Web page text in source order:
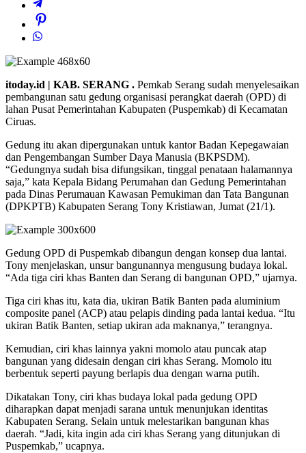
itoday.id | KAB. SERANG . Pemkab Serang sudah menyelesaikan
pembangunan satu gedung organisasi perangkat daerah (OPD) di
lahan Pusat Pemerintahan Kabupaten (Puspemkab) di Kecamatan
Ciruas.
Gedung itu akan dipergunakan untuk kantor Badan Kepegawaian
dan Pengembangan Sumber Daya Manusia (BKPSDM).
“Gedungnya sudah bisa difungsikan, tinggal penataan halamannya
saja,” kata Kepala Bidang Perumahan dan Gedung Pemerintahan
pada Dinas Perumauan Kawasan Pemukiman dan Tata Bangunan
(DPKPTB) Kabupaten Serang Tony Kristiawan, Jumat (21/1).
Gedung OPD di Puspemkab dibangun dengan konsep dua lantai.
Tony menjelaskan, unsur bangunannya mengusung budaya lokal.
“Ada tiga ciri khas Banten dan Serang di bangunan OPD,” ujarnya.
Tiga ciri khas itu, kata dia, ukiran Batik Banten pada aluminium
composite panel (ACP) atau pelapis dinding pada lantai kedua. “Itu
ukiran Batik Banten, setiap ukiran ada maknanya,” terangnya.
Kemudian, ciri khas lainnya yakni momolo atau puncak atap
bangunan yang didesain dengan ciri khas Serang. Momolo itu
berbentuk seperti payung berlapis dua dengan warna putih.
Dikatakan Tony, ciri khas budaya lokal pada gedung OPD
diharapkan dapat menjadi sarana untuk menunjukan identitas
Kabupaten Serang. Selain untuk melestarikan bangunan khas
daerah. “Jadi, kita ingin ada ciri khas Serang yang ditunjukan di
Puspemkab,” ucapnya.